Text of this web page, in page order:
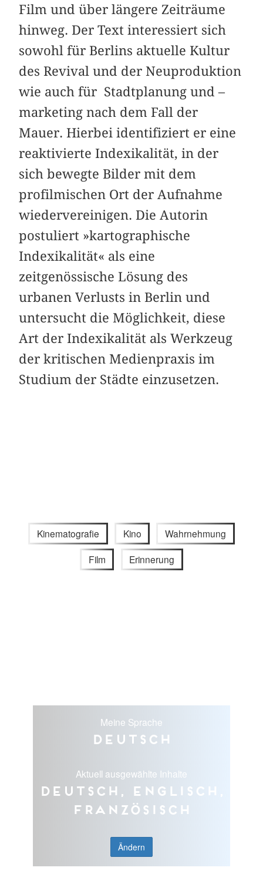
Film und über längere Zeiträume
hinweg. Der Text interessiert sich
sowohl für Berlins aktuelle Kultur
des Revival und der Neuproduktion
wie auch für Stadtplanung und –
marketing nach dem Fall der
Mauer. Hierbei identifiziert er eine
reaktivierte Indexikalität, in der
sich bewegte Bilder mit dem
profilmischen Ort der Aufnahme
wiedervereinigen. Die Autorin
postuliert »kartographische
Indexikalität« als eine
zeitgenössische Lösung des
urbanen Verlusts in Berlin und
untersucht die Möglichkeit, diese
Art der Indexikalität als Werkzeug
der kritischen Medienpraxis im
Studium der Städte einzusetzen.
Kinematografie Kino Wahrnehmung
Film Erinnerung
Meine Sprache
Deutsch
Aktuell ausgewählte Inhalte
Deutsch, Englisch,
Französisch
Ändern